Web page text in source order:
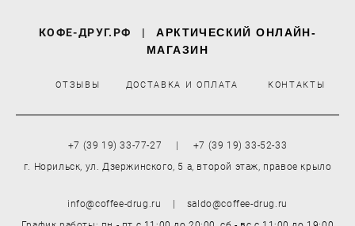
КОФЕ-ДРУГ.РФ |
АРКТИЧЕСКИЙ ОНЛАЙН-
МАГАЗИН
ОТЗЫВЫ ДОСТАВКА И ОПЛАТА КОНТАКТЫ
+7 (39 19) 33-77-27 | +7 (39 19) 33-52-33
г. Норильск, ул. Дзержинского, 5 а, второй этаж, правое крыло
info@coffee-drug.ru | saldo@coffee-drug.ru